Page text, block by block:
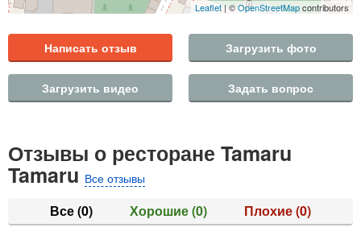
Leaflet | ©OpenStreetMapcontributors
Написать отзыв Загрузить фото
Загрузить видео Задать вопрос
Отзывы о ресторане Tamaru
Tamaru Все отзывы
Все(0) Хорошие(0) Плохие(0)